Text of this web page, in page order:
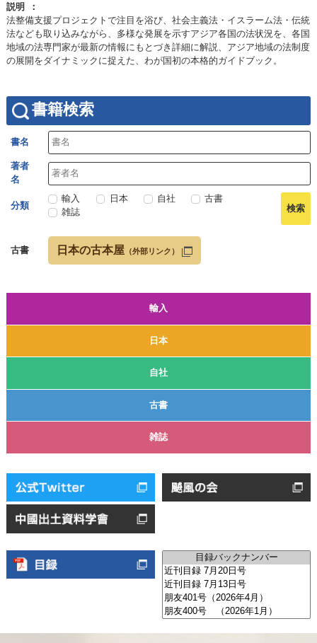
輸入
日本
自社
古書
雑誌
説明
法整備支援プロジェクトで注目を浴び、社会主義法・イスラーム法・伝統
法なども取り込みながら、多様な発展を示すアジア各国の法状況を、各国
地域の法専門家が最新の情報にもとづき詳細に解説、アジア地域の法制度
の展開をダイナミックに捉えた、わが国初の本格的ガイドブック。
書籍検索
書名
著者
名
分類
輸入 日本 自社
古書
雑誌
古書 日本の古本屋 （外部リンク）